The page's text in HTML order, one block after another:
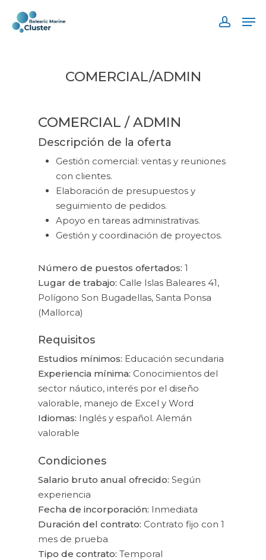
main
COMERCIAL/ADMIN
COMERCIAL / ADMIN
Descripción de la oferta
Gestión comercial: ventas y reuniones
con clientes.
Elaboración de presupuestos y
seguimiento de pedidos.
Apoyo en tareas administrativas.
Gestión y coordinación de proyectos.
Número de puestos ofertados: 1
Lugar de trabajo: Calle Islas Baleares 41,
Polígono Son Bugadellas, Santa Ponsa
(Mallorca)
Requisitos
Estudios mínimos: Educación secundaria
Experiencia mínima: Conocimientos del
sector náutico, interés por el diseño
valorable, manejo de Excel y Word
Idiomas: Inglés y español. Alemán
valorable
Condiciones
Salario bruto anual ofrecido: Según
experiencia
Fecha de incorporación: Inmediata
Duración del contrato: Contrato fijo con 1
mes de prueba
Tipo de contrato: Temporal